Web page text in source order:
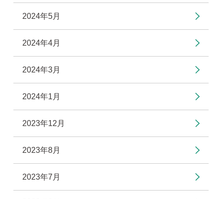
2024年5月
2024年4月
2024年3月
2024年1月
2023年12月
2023年8月
2023年7月